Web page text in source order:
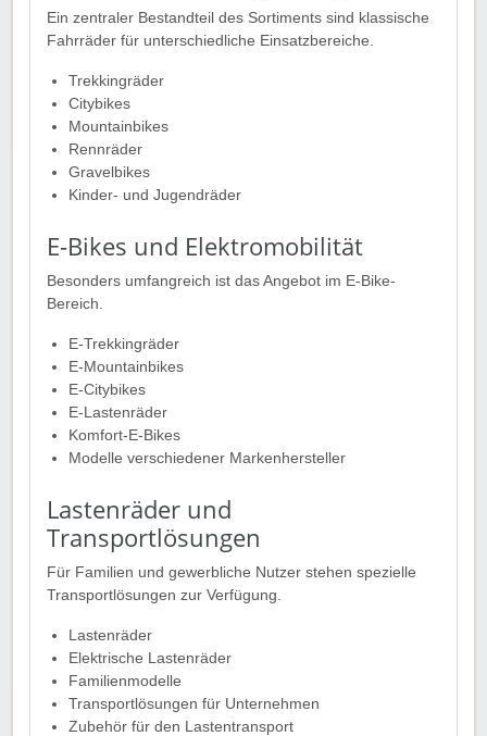
Ein zentraler Bestandteil des Sortiments sind klassische
Fahrräder für unterschiedliche Einsatzbereiche.
Trekkingräder
Citybikes
Mountainbikes
Rennräder
Gravelbikes
Kinder- und Jugendräder
E-Bikes und Elektromobilität
Besonders umfangreich ist das Angebot im E-Bike-
Bereich.
E-Trekkingräder
E-Mountainbikes
E-Citybikes
E-Lastenräder
Komfort-E-Bikes
Modelle verschiedener Markenhersteller
Lastenräder und
Transportlösungen
Für Familien und gewerbliche Nutzer stehen spezielle
Transportlösungen zur Verfügung.
Lastenräder
Elektrische Lastenräder
Familienmodelle
Transportlösungen für Unternehmen
Zubehör für den Lastentransport